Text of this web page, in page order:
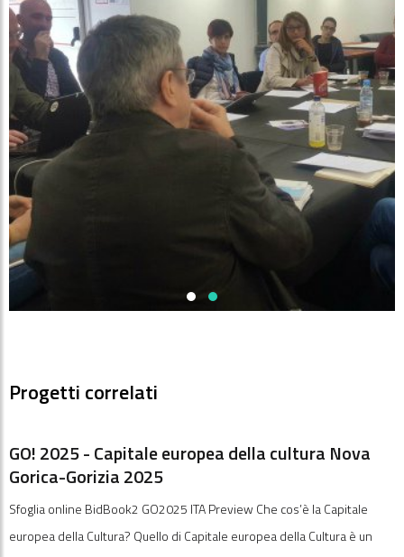
Progetti correlati
GO! 2025 - Capitale europea della cultura Nova
Gorica-Gorizia 2025
Sfoglia online BidBook2 GO2025 ITA Preview Che cos’è la Capitale
europea della Cultura? Quello di Capitale europea della Cultura è un